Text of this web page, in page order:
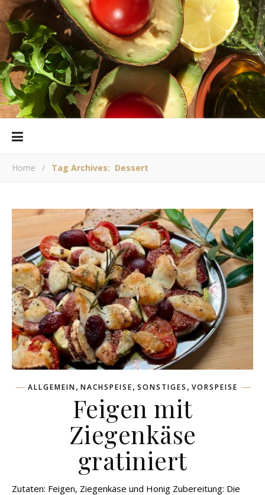
Home / Tag Archives: Dessert
ALLGEMEIN, NACHSPEISE, SONSTIGES , VORSPEISE
Feigen mit
Ziegenkäse
gratiniert
Zutaten: Feigen, Ziegenkäse und Honig Zubereitung: Die